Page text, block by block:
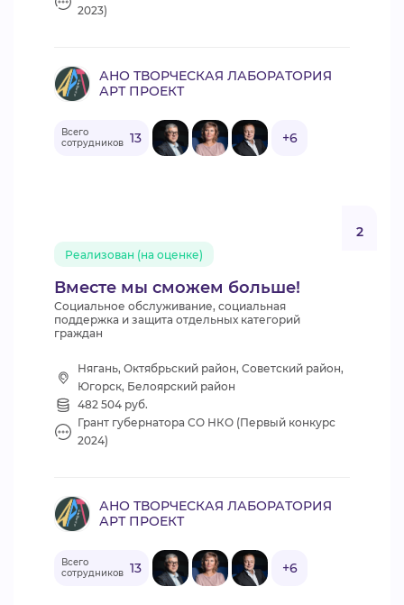
2023)
АНО ТВОРЧЕСКАЯ ЛАБОРАТОРИЯ
АРТ ПРОЕКТ
Всего
сотрудников 13 +6
Вместе мы сможем больше!
Реализован (на оценке)
2
Социальное обслуживание, социальная
поддержка и защита отдельных категорий
граждан
Нягань, Октябрьский район, Советский район,
Югорск, Белоярский район
482 504 руб.
Грант губернатора СО НКО (Первый конкурс
2024)
АНО ТВОРЧЕСКАЯ ЛАБОРАТОРИЯ
АРТ ПРОЕКТ
Всего
сотрудников 13 +6